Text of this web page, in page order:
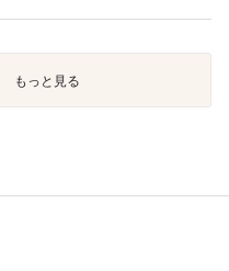
もっと見る